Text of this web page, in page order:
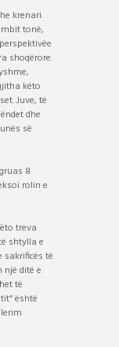
krenari.
tonë,
shoqërore.
këto
Juve, të
dhe
së
8
rolin e
treva
shtylla e
të
ditë e
të
është